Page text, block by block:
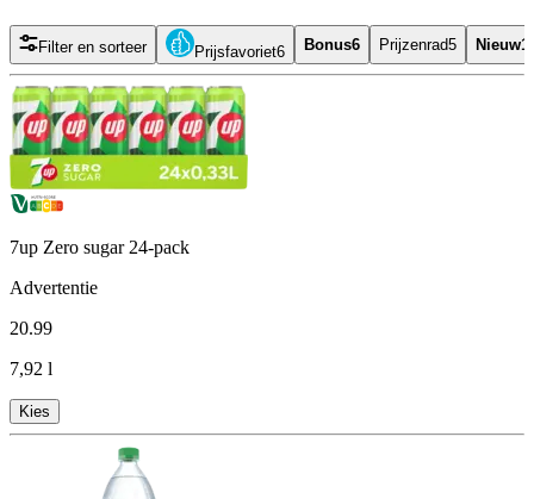
Filter en sorteer Prijsfavoriet6 Bonus6 Prijzenrad5 Nieuw1
7up Zero sugar 24-pack
Advertentie
20.99
7,92 l
Kies